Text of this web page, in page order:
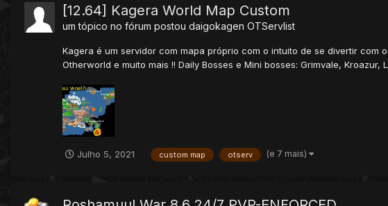
[12.64] Kagera World Map Custom
um tópico no fórum postou daigokagen OTServlist
Kagera é um servidor com mapa próprio com o intuito de se divertir com
Otherworld e muito mais !! Daily Bosses e Mini bosses: Grimvale, Kroazur,
Julho 5, 2021 custom map otserv (e 7 mais)